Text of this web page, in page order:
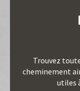
Trouvez
cheminement
utiles